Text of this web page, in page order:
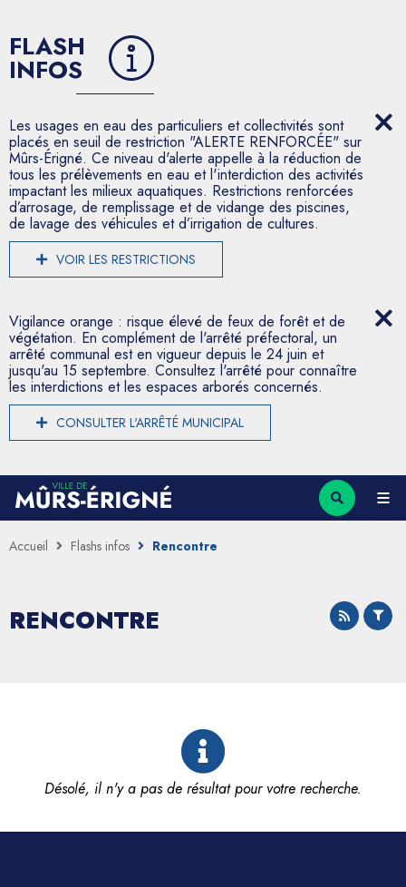
FLASH
INFOS
Les usages en eau des particuliers et collectivités sont
placés en seuil de restriction "ALERTE RENFORCÉE" sur
Mûrs-Érigné. Ce niveau d'alerte appelle à la réduction de
tous les prélèvements en eau et l'interdiction des activités
impactant les milieux aquatiques. Restrictions renforcées
d’arrosage, de remplissage et de vidange des piscines,
de lavage des véhicules et d’irrigation de cultures.
VOIR LES RESTRICTIONS
Vigilance orange : risque élevé de feux de forêt et de
végétation. En complément de l'arrêté préfectoral, un
arrêté communal est en vigueur depuis le 24 juin et
jusqu'au 15 septembre. Consultez l'arrêté pour connaître
les interdictions et les espaces arborés concernés.
CONSULTER L'ARRÊTÉ MUNICIPAL
Accueil Flashs infos Rencontre
RENCONTRE
Désolé, il n'y a pas de résultat pour votre recherche.